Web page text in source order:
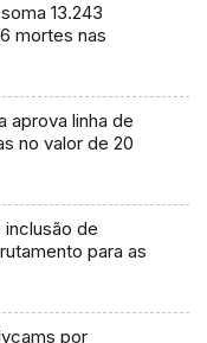
13.243
mortes nas
aprova linha de
no valor de 20
de
para as
por